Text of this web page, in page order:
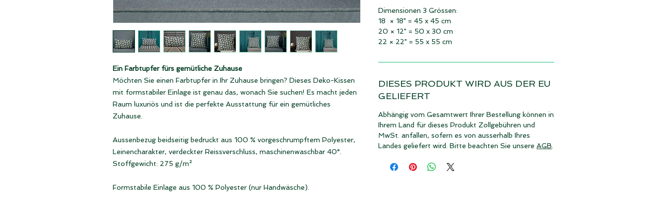
Ein Farbtupfer fürs gemütliche Zuhause
Möchten Sie einen Farbtupfer in Ihr Zuhause bringen? Dieses Deko-Kissen
mit formstabiler Einlage ist genau das, wonach Sie suchen! Es macht jeden
Raum luxuriös und ist die perfekte Ausstattung für ein gemütliches
Zuhause.
Aussenbezug beidseitig bedruckt aus 100 % vorgeschrumpftem Polyester,
Leinencharakter, verdeckter Reissverschluss, maschinenwaschbar 40°.
Stoffgewicht: 275 g/m²
Formstabile Einlage aus 100 % Polyester (nur Handwäsche).
Dimensionen 3 Grössen:
18 × 18" = 45 x 45 cm
20 × 12" = 50 x 30 cm
22 × 22" = 55 x 55 cm
DIESES PRODUKT WIRD AUS DER EU
GELIEFERT
Abhängig vom Gesamtwert Ihrer Bestellung können in
Ihrem Land für dieses Produkt Zollgebühren und
MwSt. anfallen, sofern es von ausserhalb Ihres
Landes geliefert wird. Bitte beachten Sie unsere AGB